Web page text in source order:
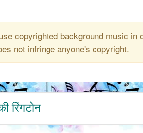
copyrighted background music
not infringe anyone's copyright.
रिंगटोन